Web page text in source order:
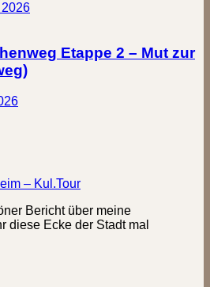
Etappe 2 – Mut zur
– Kul.Tour
Bericht über meine
diese Ecke der Stadt mal